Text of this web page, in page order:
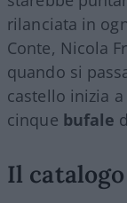
rilanciata in
Conte, Nicola
quando si
castello inizia
cinque bufale
Il